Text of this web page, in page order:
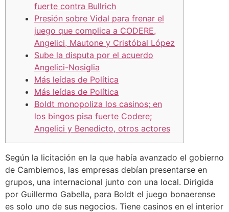
fuerte contra Bullrich
Presión sobre Vidal para frenar el
juego que complica a CODERE,
Angelici, Mautone y Cristóbal López
Sube la disputa por el acuerdo
Angelici-Nosiglia
Más leídas de Política
Más leídas de Política
Boldt monopoliza los casinos; en
los bingos pisa fuerte Codere;
Angelici y Benedicto, otros actores
Según la licitación en la que había avanzado el gobierno
de Cambiemos, las empresas debían presentarse en
grupos, una internacional junto con una local. Dirigida
por Guillermo Gabella, para Boldt el juego bonaerense
es solo uno de sus negocios. Tiene casinos en el interior